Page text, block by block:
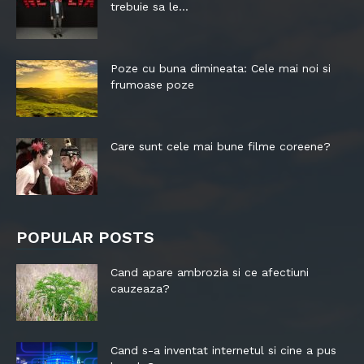
trebuie sa le...
Poze cu buna dimineata: Cele mai noi si
frumoase poze
Care sunt cele mai bune filme coreene?
POPULAR POSTS
Cand apare ambrozia si ce afectiuni
cauzeaza?
Cand s-a inventat internetul si cine a pus